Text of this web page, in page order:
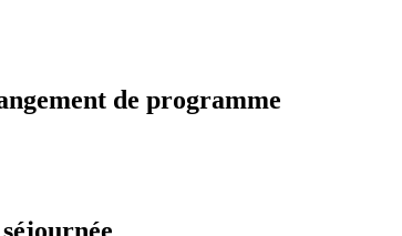
de programme